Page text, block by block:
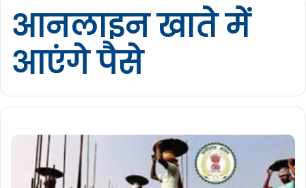
आनलाइन खाते में
आएंगे पैसे